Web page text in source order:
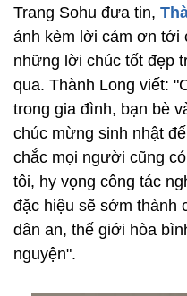
Trang Sohu đưa tin,
ảnh kèm lời cảm ơn tới
những lời chúc tốt đẹp
qua. Thành Long viết:
trong gia đình, bạn bè
chúc mừng sinh nhật
chắc mọi người cũng
tôi, hy vọng công tác
đặc hiệu sẽ sớm thành
dân an, thế giới hòa
nguyện".